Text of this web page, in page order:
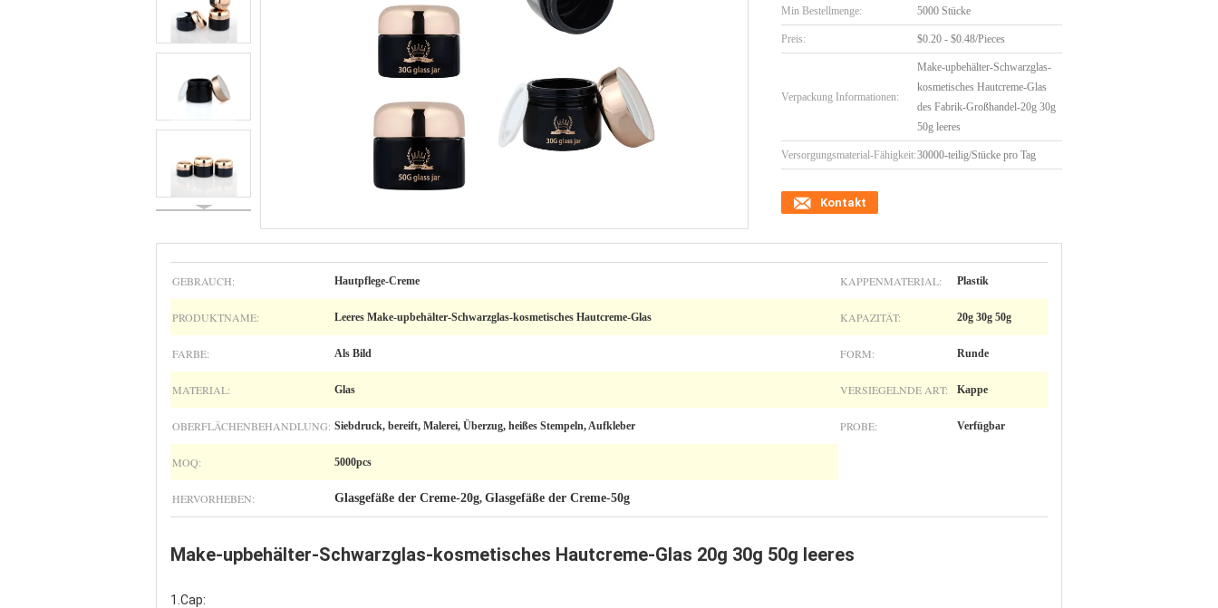
Min Bestellmenge: 5000 Stücke
Preis: $0.20 - $0.48/Pieces
Verpackung Informationen:
Make-upbehälter-Schwarzglas-
kosmetisches Hautcreme-Glas
des Fabrik-Großhandel-20g 30g
50g leeres
Versorgungsmaterial-Fähigkeit:30000-teilig/Stücke pro Tag
Kontakt
GEBRAUCH: Hautpflege-Creme KAPPENMATERIAL: Plastik
PRODUKTNAME: Leeres Make-upbehälter-Schwarzglas-kosmetisches Hautcreme-Glas KAPAZITÄT: 20g 30g 50g
FARBE: Als Bild FORM: Runde
MATERIAL: Glas VERSIEGELNDE ART: Kappe
OBERFLÄCHENBEHANDLUNG: Siebdruck, bereift, Malerei, Überzug, heißes Stempeln, Aufkleber PROBE: Verfügbar
MOQ: 5000pcs
HERVORHEBEN: Glasgefäße der Creme-20g, Glasgefäße der Creme-50g
Make-upbehälter-Schwarzglas-kosmetisches Hautcreme-Glas 20g 30g 50g leeres
1.Cap: